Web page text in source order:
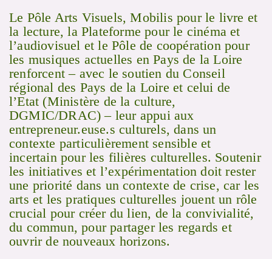
Le Pôle Arts Visuels, Mobilis pour le livre et
la lecture, la Plateforme pour le cinéma et
l’audiovisuel et le Pôle de coopération pour
les musiques actuelles en Pays de la Loire
renforcent – avec le soutien du Conseil
régional des Pays de la Loire et celui de
l’Etat (Ministère de la culture,
DGMIC/DRAC) – leur appui aux
entrepreneur.euse.s culturels, dans un
contexte particulièrement sensible et
incertain pour les filières culturelles. Soutenir
les initiatives et l’expérimentation doit rester
une priorité dans un contexte de crise, car les
arts et les pratiques culturelles jouent un rôle
crucial pour créer du lien, de la convivialité,
du commun, pour partager les regards et
ouvrir de nouveaux horizons.